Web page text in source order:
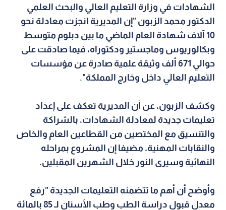
الشهادات في وزارة التعليم العالي والبحث العلمي
الدكتور محمد الزبون "إن المديرية انجزت معادلة نحو
10 آلاف شهادة العام الماضي ما بين دبلوم متوسط
وبكالوريوس وماجستير ودكتوراه، فيما صادقت على
حوالي 671 ألف وثيقة علمية صادرة عن مؤسسات
التعليم العالي داخل وخارج المملكة".
وكشف الزبون، عن أن المديرية تعكف على إعداد
تعليمات جديدة لمعادلة الشهادات، بالشراكة
والتنسيق مع المختصين من القطاعين العام والخاص
والنقابات المهنية، مضيفا إن المشروع بمراحله
النهائية وسيرى النور خلال الشهرين المقبلين.
وأوضح أن أهم ما تتضمنه التعليمات الجديدة "رفع
معدل قبول دراسة الطب وطب الأسنان لـ 85 بالمائة